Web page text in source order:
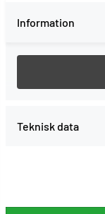
Information
Levereras utan
Teknisk data